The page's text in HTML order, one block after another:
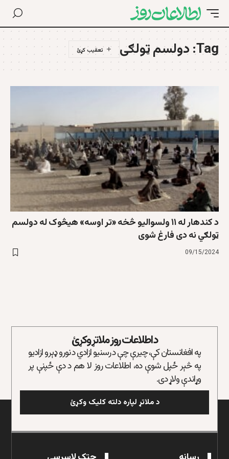
Tag: دولسم ټولګی
د کندهار له ۱۱ ولسوالیو څخه «تر اوسه» هیڅوک له دولسم
ټولګي نه دی فارغ شوی
09/15/2024
د اطلاعات روز ملاتړ وکړئ
په افغانستان کې، چیرې چې د رسنیو ازادي د نورو ډېرو ازادیو
په څېر ځپل شوې ده، اطلاعات روز لا هم د دې ځپنې پر
وړاندې ولاړ دی.
د ملاتړ لپاره دلته کلیک وکړئ